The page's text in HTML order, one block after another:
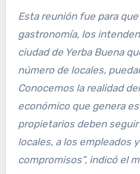
Esta reunión fue para
gastronomía, los
ciudad de Yerba Buena
número de locales,
Conocemos la realidad
económico que genera
propietarios deben
locales, a los empleados
compromisos”, indicó el